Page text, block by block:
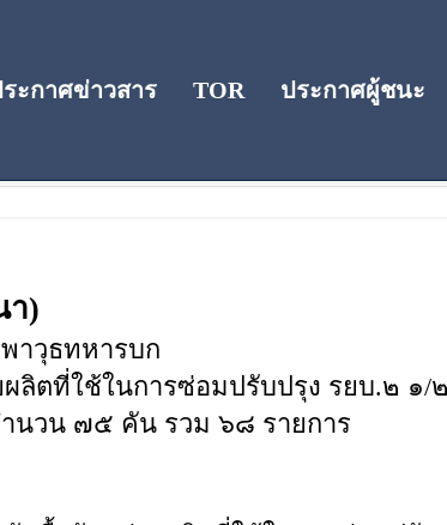
ะกาศข่าวสาร TOR ประกาศผู้ชนะ
า)
าวุธทหารบก
ลิตที่ใช้ในการซ่อมปรับปรุง รยบ.๒ ๑/
นวน ๗๕ คัน รวม ๖๘ รายการ